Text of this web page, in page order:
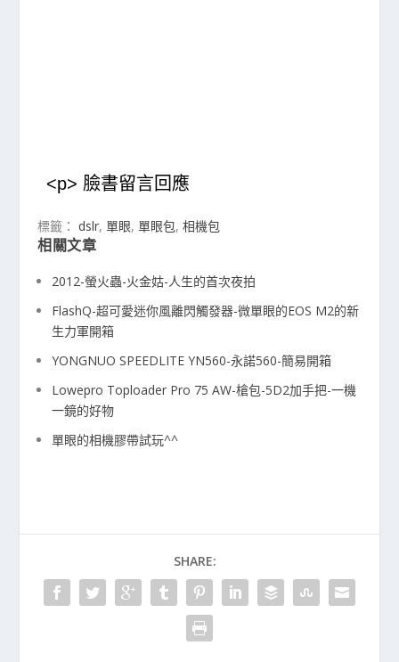
<p> 臉書留言回應
標籤： dslr, 單眼, 單眼包,相機包
相關文章
2012-螢火蟲-火金姑-人生的首次夜拍
FlashQ-超可愛迷你風離閃觸發器-微單眼的EOS M2的新
生力軍開箱
YONGNUO SPEEDLITE YN560-永諾560-簡易開箱
Lowepro Toploader Pro 75 AW-槍包-5D2加手把-一機
一鏡的好物
單眼的相機膠帶試玩^^
SHARE: